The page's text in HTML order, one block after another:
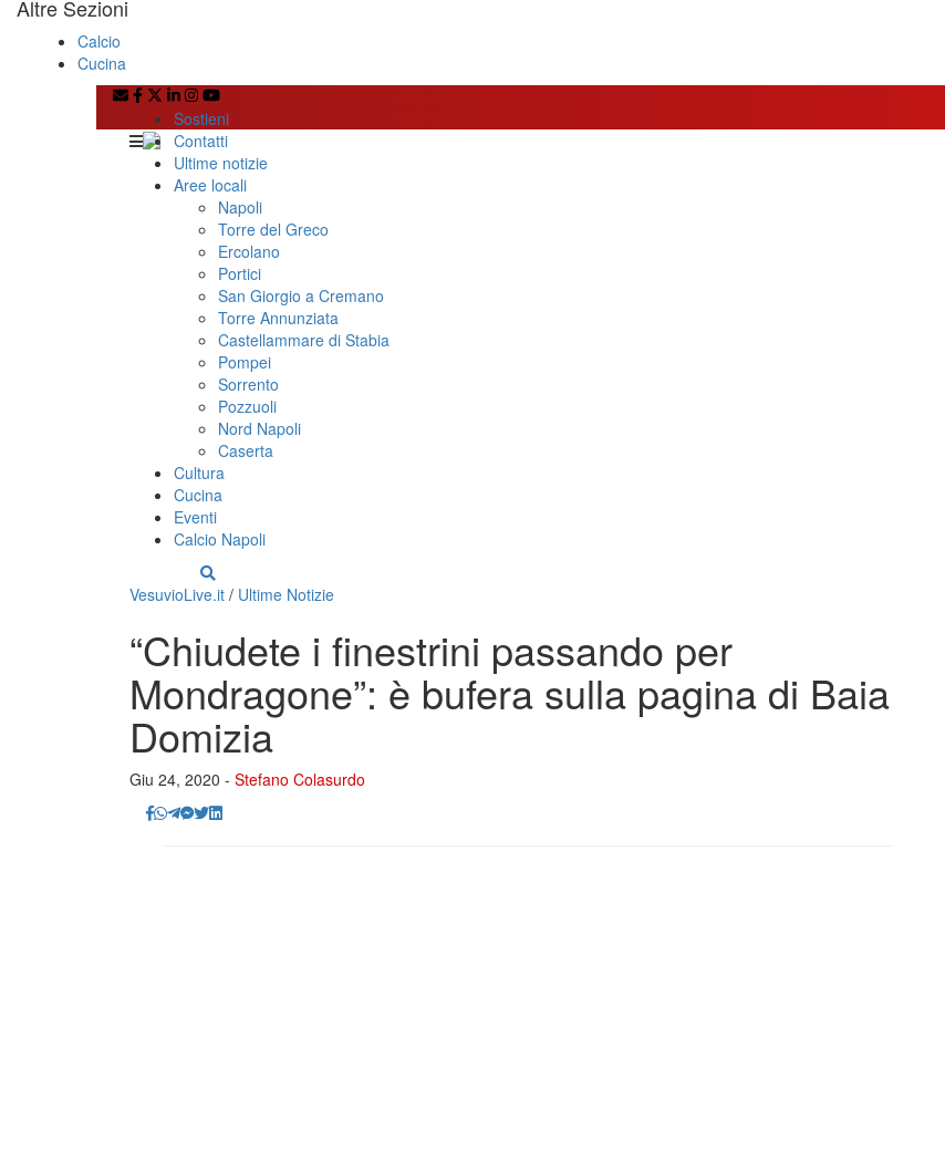
Altre Sezioni
Calcio
Cucina
Sostieni
Contatti
Ultime notizie
Aree locali
Napoli
Torre del Greco
Ercolano
Portici
San Giorgio a Cremano
Torre Annunziata
Castellammare di Stabia
Pompei
Sorrento
Pozzuoli
Nord Napoli
Caserta
Cultura
Cucina
Eventi
Calcio Napoli
VesuvioLive.it / Ultime Notizie
“Chiudete i finestrini passando per
Mondragone”: è bufera sulla pagina di Baia
Domizia
Giu 24, 2020 - Stefano Colasurdo